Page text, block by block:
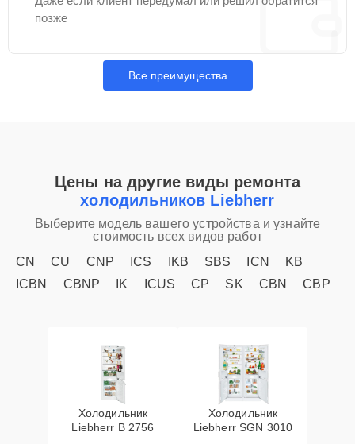
позже
Все преимущества
Цены на другие виды ремонта
холодильников Liebherr
Выберите модель вашего устройства и узнайте
стоимость всех видов работ
CN
CU CNP ICS IKB SBS ICN
KB
ICBN
CBNP IK ICUS CP SK CBN CBP
Холодильник
Liebherr B 2756
Холодильник
Liebherr SGN 3010